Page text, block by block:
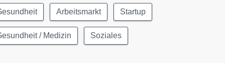
Arbeitsmarkt Startup
/ Medizin Soziales